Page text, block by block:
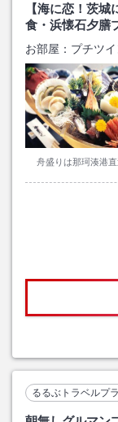
【海に恋！茨
食・浜懐石夕膳
お部屋： プチツイ
舟盛りは那珂湊港
るるぶトラベルプ